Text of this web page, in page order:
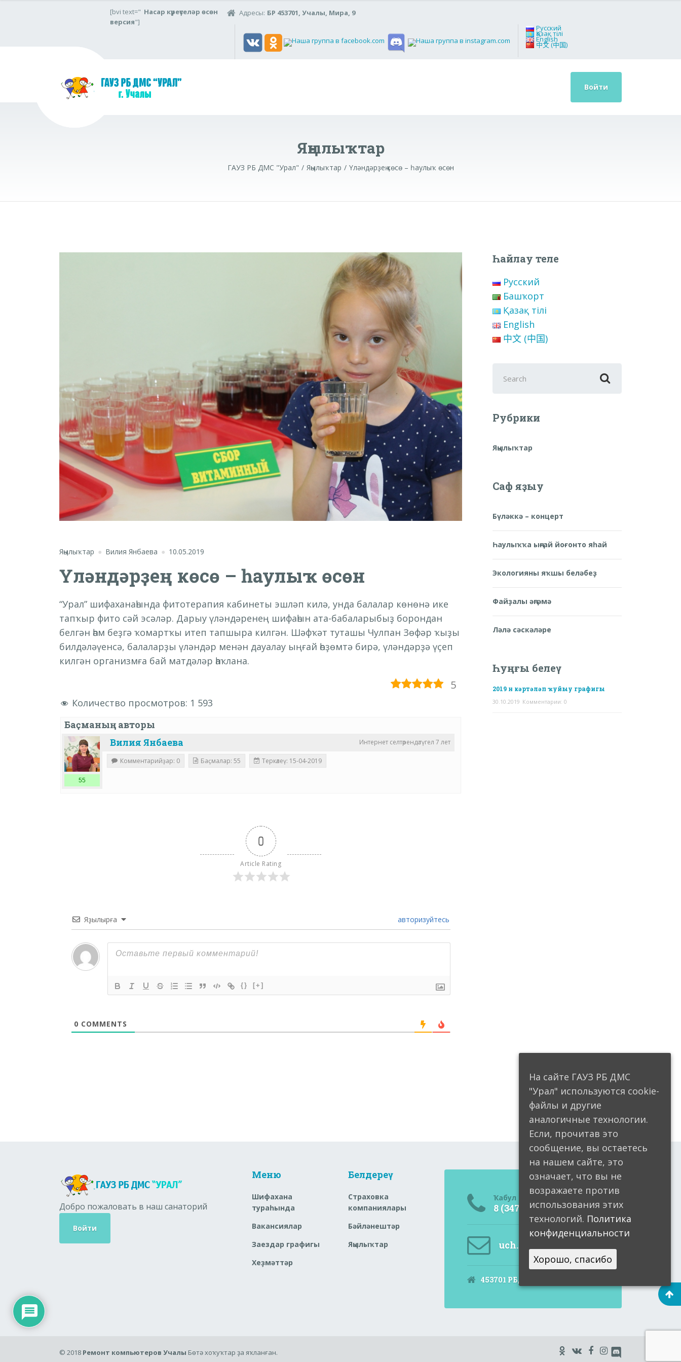
[bvi text=" Насар күреүселәр өсөн
версия"]
Адресы: БР 453701, Учалы, Мира, 9
Русский
Қазақ тілі
English
中文 (中国)
Войти
Яңылыҡтар
ГАУЗ РБ ДМС "Урал" Яңылыҡтар Үләндәрҙең көсө – һаулыҡ өсөн
Яңылыҡтар Вилия Янбаева 10.05.2019
Үләндәрҙең көсө – һаулыҡ өсөн
“Урал” шифаханаһында фитотерапия кабинеты эшләп килә, унда балалар көнөнә ике
тапҡыр фито сәй эсәләр. Дарыу үләндәренең шифаһын ата-бабаларыбыҙ борондан
белгән һәм беҙгә ҡомартҡы итеп тапшыра килгән. Шәфҡәт туташы Чулпан Зөфәр ҡыҙы
билдәләүенсә, балаларҙы үләндәр менән дауалау ыңғай һөҙөмтә бирә, үләндәрҙә үҫеп
килгән организмға бай матдәләр һаҡлана.
5
Количество просмотров: 1 593
Баҫманың авторы
Интернет селтәрендә түгел 7 лет
Вилия Янбаева
55
Комментарийҙар: 0 Баҫмалар: 55 Теркәлеү: 15-04-2019
0
Article Rating
Яҙылырға авторизуйтесь
{} [+]
0 COMMENTS
Һайлау теле
Русский
Башҡорт
Қазақ тілі
English
中文 (中国)
for:
Рубрики
Яңылыҡтар
Саф яҙыу
Бүләккә – концерт
Һаулыҡҡа ыңғай йоғонто яһай
Экологияны яҡшы беләбеҙ
Файҙалы әңгәмә
Ләлә сәскәләре
Һуңғы белеү
2019 н кәртәләп ҡуйыу графигы
30.10.2019 Комментарии: 0
Добро пожаловать в наш санаторий
Войти
Меню
Шифахана
тураһында
Вакансиялар
Заездар графигы
Хеҙмәттәр
Белдереү
Страховка
компаниялары
Бәйләнештәр
Яңылыҡтар
Ҡабул итеү бүлмәһе
8 (34791) 6-05-99
uch.ural@doctorrb.ru
453701 РБ, Учалы, Мира, 9
© 2018 Ремонт компьютеров Учалы Бөтә хоҡуҡтар ҙа яҡланған.
На сайте ГАУЗ РБ ДМС
"Урал" используются cookie-
файлы и другие
аналогичные технологии.
Если, прочитав это
сообщение, вы остаетесь
на нашем сайте, это
означает, что вы не
возражаете против
использования этих
технологий. Политика
конфиденциальности
Хорошо, спасибо